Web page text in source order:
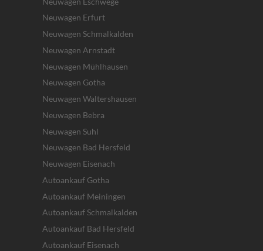
Neuwagen Erfurt
Neuwagen Schmalkalden
Neuwagen Arnstadt
Neuwagen Mühlhausen
Neuwagen Gotha
Neuwagen Waltershausen
Neuwagen Bebra
Neuwagen Suhl
Neuwagen Bad Hersfeld
Neuwagen Eisenach
Autoankauf Gotha
Autoankauf Meiningen
Autoankauf Schmalkalden
Autoankauf Bad Hersfeld
Autoankauf Eisenach